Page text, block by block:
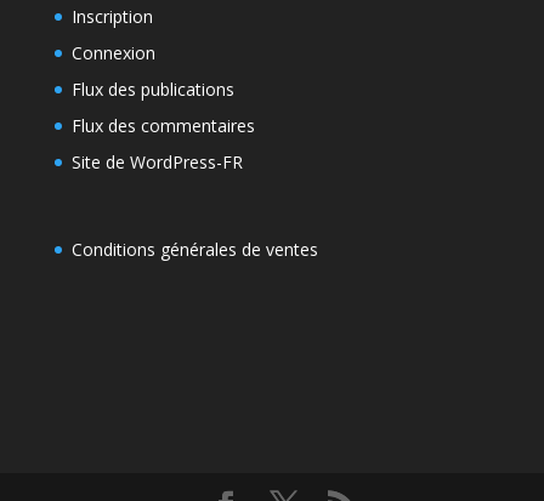
Inscription
Connexion
Flux des publications
Flux des commentaires
Site de WordPress-FR
Conditions générales de ventes